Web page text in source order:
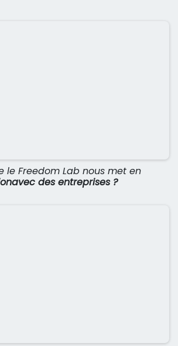
le Freedom Lab nous met en
des entreprises ?